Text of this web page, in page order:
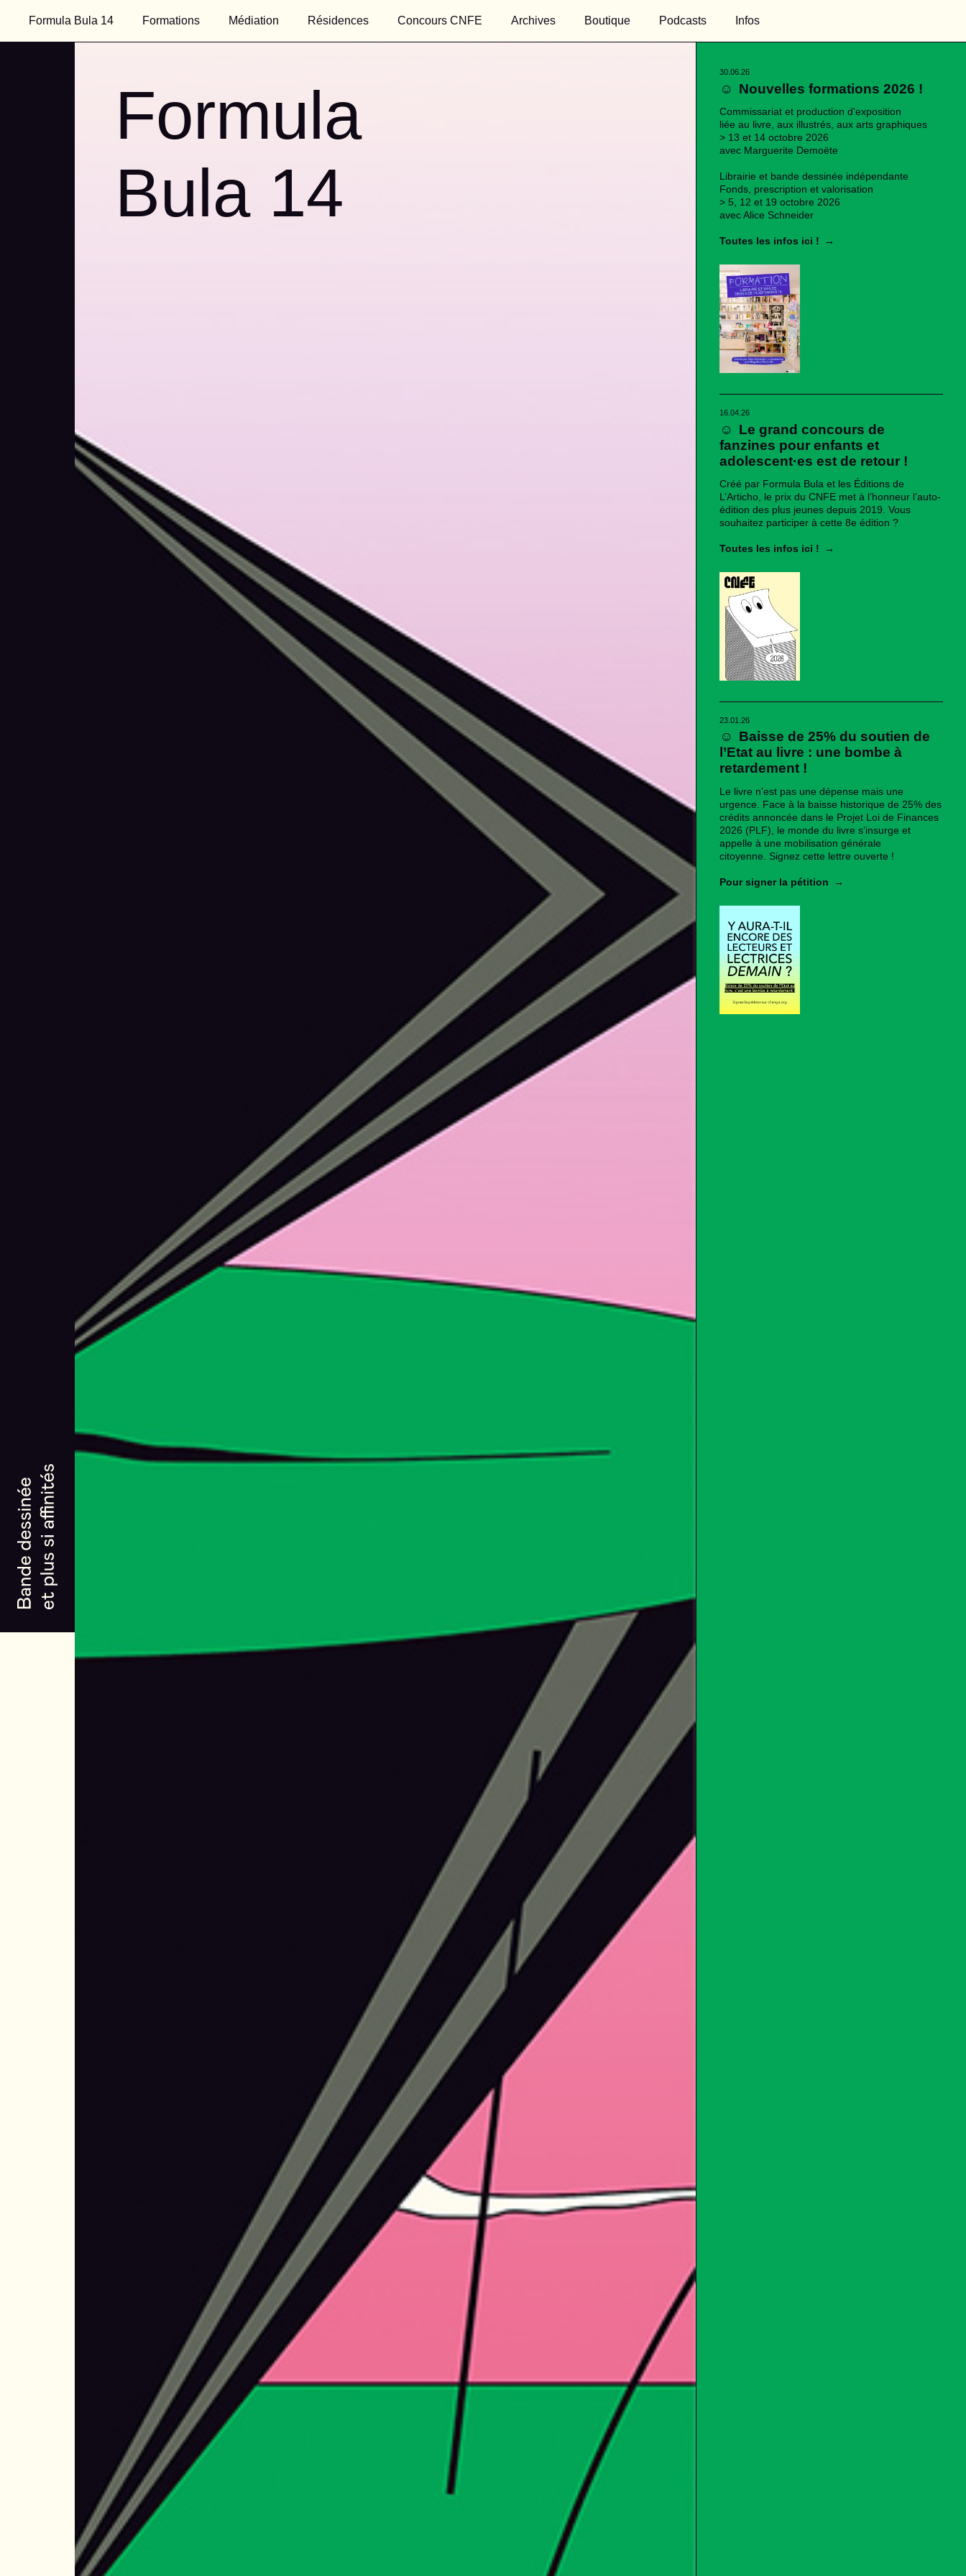
Formula Bula 14 Formations Médiation Résidences Concours CNFE Archives Boutique Podcasts Infos
Formula
Bula 14
30.06.26
☺ Nouvelles formations 2026 !
Commissariat et production d'exposition
liée au livre, aux illustrés, aux arts graphiques
> 13 et 14 octobre 2026
avec Marguerite Demoëte
Librairie et bande dessinée indépendante
Fonds, prescription et valorisation
> 5, 12 et 19 octobre 2026
avec Alice Schneider
Toutes les infos ici ! →
16.04.26
☺ Le grand concours de
fanzines pour enfants et
adolescent·es est de retour !
Créé par Formula Bula et les Éditions de
L’Articho, le prix du CNFE met à l’honneur l’auto-
édition des plus jeunes depuis 2019. Vous
souhaitez participer à cette 8e édition ?
Toutes les infos ici ! →
23.01.26
☺ Baisse de 25% du soutien de
l’Etat au livre : une bombe à
retardement !
Le livre n’est pas une dépense mais une
urgence. Face à la baisse historique de 25% des
crédits annoncée dans le Projet Loi de Finances
2026 (PLF), le monde du livre s’insurge et
appelle à une mobilisation générale
citoyenne. Signez cette lettre ouverte !
Pour signer la pétition →